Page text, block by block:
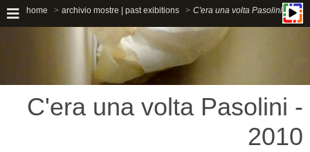
home archivio mostre | past exibitions C'era una volta Pasolini
C'era una volta Pasolini -
2010